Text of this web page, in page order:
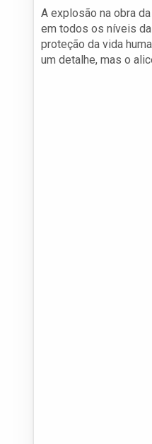
A explosão na obra
em todos os níveis
proteção da vida
um detalhe, mas o